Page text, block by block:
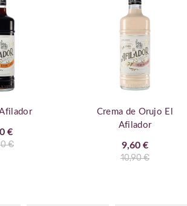
€
€
Crema de Orujo El
Afilador
9,60 €
10,90 €